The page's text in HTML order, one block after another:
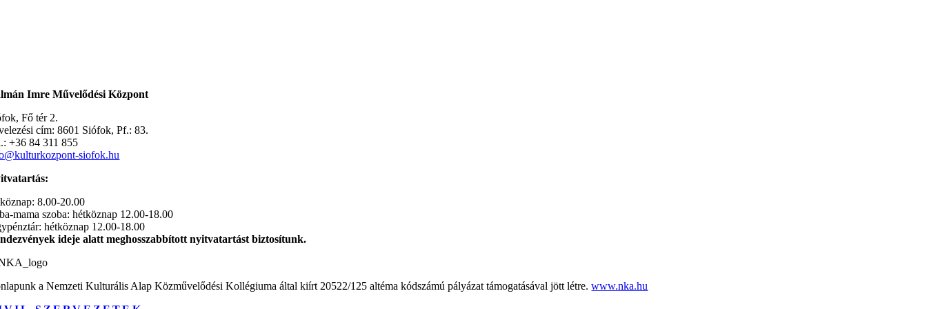
Imre Művelődési Központ
Fő tér 2.
cím: 8601 Siófok, Pf.: 83.
+36 84 311 855
siofok.hu
8.00-20.00
mama szoba: hétköznap 12.00-18.00
hétköznap 12.00-18.00
ideje alatt meghosszabbított nyitvatartást biztosítunk.
a Nemzeti Kulturális Alap Közművelődési Kollégiuma által kiírt 20522/125 altéma kódszámú pályázat támogatásával jött létre.www.nka.hu